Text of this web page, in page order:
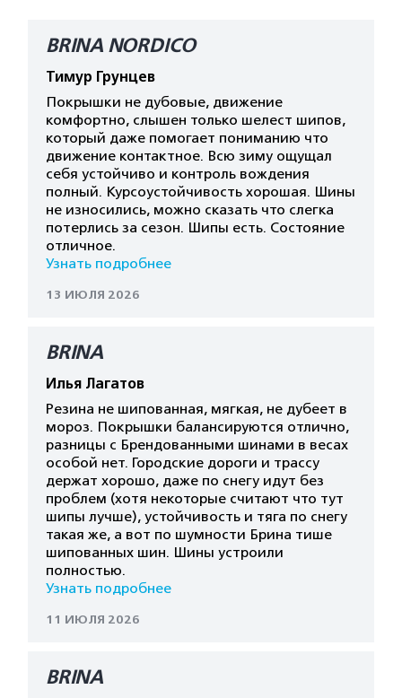
BRINA NORDICO
Тимур Грунцев
Покрышки не дубовые, движение
комфортно, слышен только шелест шипов,
который даже помогает пониманию что
движение контактное. Всю зиму ощущал
себя устойчиво и контроль вождения
полный. Курсоустойчивость хорошая. Шины
не износились, можно сказать что слегка
потерлись за сезон. Шипы есть. Состояние
отличное.
Узнать подробнее
13 ИЮЛЯ 2026
BRINA
Илья Лагатов
Резина не шипованная, мягкая, не дубеет в
мороз. Покрышки балансируются отлично,
разницы с Брендованными шинами в весах
особой нет. Городские дороги и трассу
держат хорошо, даже по снегу идут без
проблем (хотя некоторые считают что тут
шипы лучше), устойчивость и тяга по снегу
такая же, а вот по шумности Брина тише
шипованных шин. Шины устроили
полностью.
Узнать подробнее
11 ИЮЛЯ 2026
BRINA